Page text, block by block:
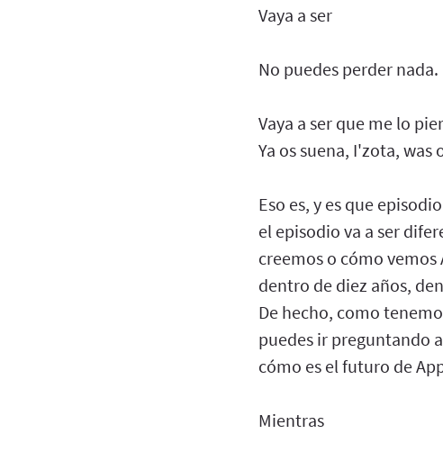
Vaya a ser
No puedes perder nada.
Vaya a ser que me lo
Ya os suena, I'zota,
Eso es, y es que
el episodio va a ser
creemos o cómo
dentro de diez años,
De hecho, como
puedes ir preguntando
cómo es el futuro de
Mientras